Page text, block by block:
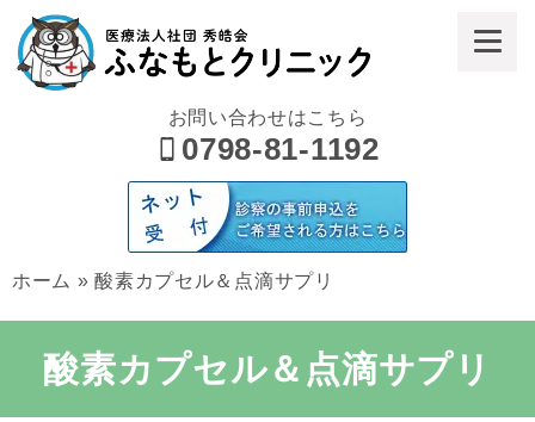
お問い合わせはこちら
0798-81-1192
ホーム »酸素カプセル＆点滴サプリ
酸素カプセル＆点滴サプリ